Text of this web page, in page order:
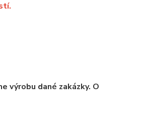
výrobu dané zakázky. O